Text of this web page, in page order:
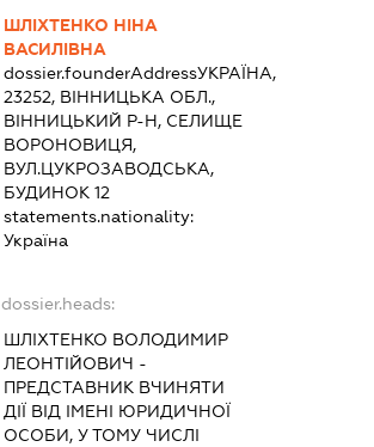
ШЛІХТЕНКО НІНА
ВАСИЛІВНА
dossier.founderAddressУКРАЇНА,
23252, ВІННИЦЬКА ОБЛ.,
ВІННИЦЬКИЙ Р-Н, СЕЛИЩЕ
ВОРОНОВИЦЯ,
ВУЛ.ЦУКРОЗАВОДСЬКА,
БУДИНОК 12
statements.nationality:
Україна
dossier.heads:
ШЛІХТЕНКО ВОЛОДИМИР
ЛЕОНТІЙОВИЧ -
ПРЕДСТАВНИК ВЧИНЯТИ
ДІЇ ВІД ІМЕНІ ЮРИДИЧНОЇ
ОСОБИ, У ТОМУ ЧИСЛІ